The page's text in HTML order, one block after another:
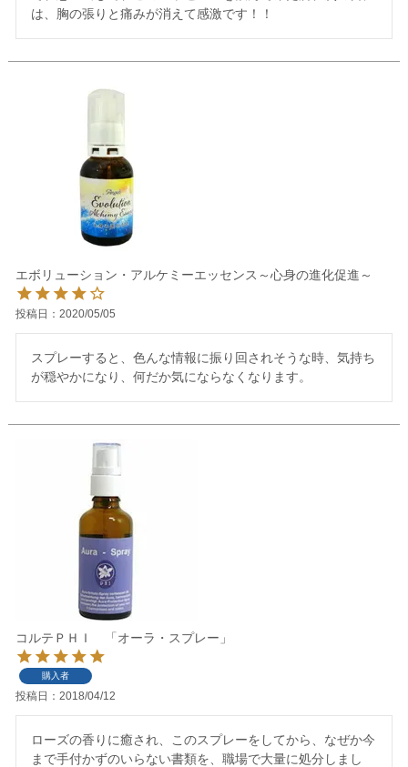
は、胸の張りと痛みが消えて感激です！！
エボリューション・アルケミーエッセンス～心身の進化促進～
投稿日 2020/05/05
スプレーすると、色んな情報に振り回されそうな時、気持ち
が穏やかになり、何だか気にならなくなります。
コルテＰＨＩ 「オーラ・スプレー」
購入者
投稿日 2018/04/12
ローズの香りに癒され、このスプレーをしてから、なぜか今
まで手付かずのいらない書類を、職場で大量に処分しまし